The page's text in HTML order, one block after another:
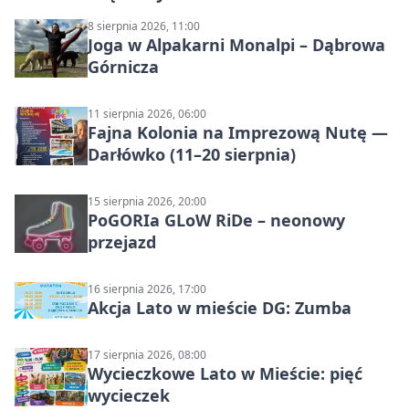
8 sierpnia 2026, 11:00
Joga w Alpakarni Monalpi – Dąbrowa
Górnicza
11 sierpnia 2026, 06:00
Fajna Kolonia na Imprezową Nutę —
Darłówko (11–20 sierpnia)
15 sierpnia 2026, 20:00
PoGORIa GLoW RiDe – neonowy
przejazd
16 sierpnia 2026, 17:00
Akcja Lato w mieście DG: Zumba
17 sierpnia 2026, 08:00
Wycieczkowe Lato w Mieście: pięć
wycieczek